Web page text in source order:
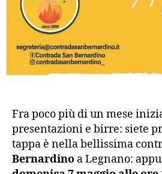
Fra poco più di un mese
presentazioni e birre: siete
tappa è nella bellissima
Bernardino a Legnano: